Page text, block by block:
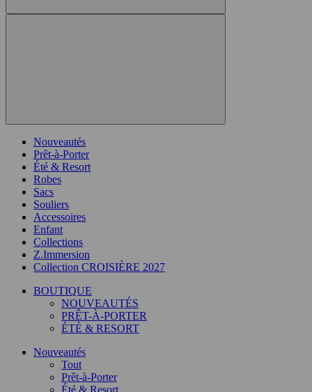
Nouveautés
Prêt-à-Porter
Été & Resort
Robes
Sacs
Souliers
Accessoires
Enfant
Collections
Z.Immersion
Collection CROISIÈRE 2027
BOUTIQUE
NOUVEAUTÉS
PRÊT-À-PORTER
ÉTÉ & RESORT
Nouveautés
Tout
Prêt-à-Porter
Été & Resort